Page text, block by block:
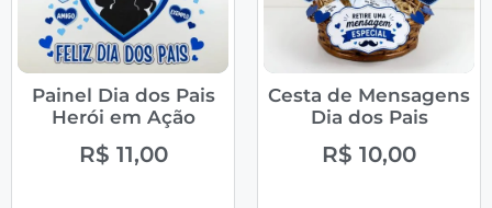
Painel Dia dos Pais
Herói em Ação
R$ 11,00
Cesta de Mensagens
Dia dos Pais
R$ 10,00